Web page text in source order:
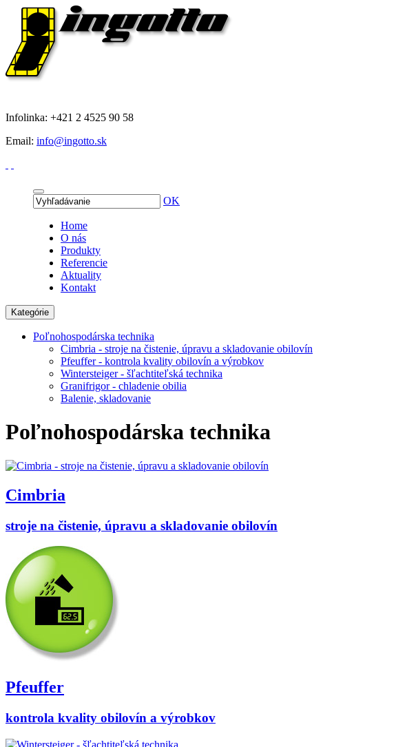
Infolinka: +421 2 4525 90 58
Email: info@ingotto.sk
OK
Home
O nás
Produkty
Referencie
Aktuality
Kontakt
Kategórie
Poľnohospodárska technika
Cimbria - stroje na čistenie, úpravu a skladovanie obilovín
Pfeuffer - kontrola kvality obilovín a výrobkov
Wintersteiger - šľachtiteľská technika
Granifrigor - chladenie obilia
Balenie, skladovanie
Poľnohospodárska technika
Cimbria
stroje na čistenie, úpravu a skladovanie obilovín
Pfeuffer
kontrola kvality obilovín a výrobkov